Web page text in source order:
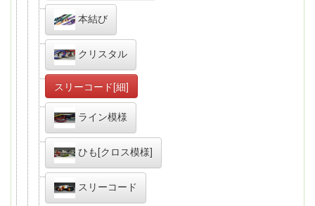
本結び
クリスタル
スリーコード[細]
ライン模様
ひも[クロス模様]
スリーコード